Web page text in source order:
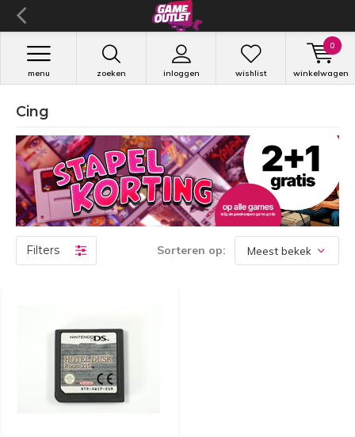
zoeken inloggen
menu wishlist winkelwagen
0
Cing
Filters Sorteren op: